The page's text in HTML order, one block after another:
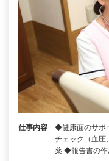
仕事内容
◆健康面のサポ
チェック（血
薬 ◆報告書の作